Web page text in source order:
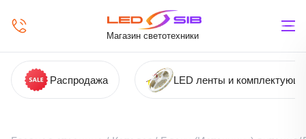
Магазин светотехники
Распродажа LED ленты и